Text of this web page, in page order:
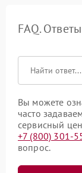
FAQ.
Вы можете
часто
сервисный
+7 (800) 301-
вопрос.